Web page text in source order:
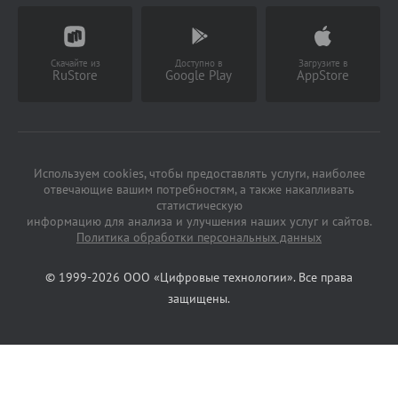
Скачайте из
RuStore
Доступно в
Google Play
Загрузите в
AppStore
Используем cookies, чтобы предоставлять услуги, наиболее
отвечающие вашим потребностям, а также накапливать
статистическую
информацию для анализа и улучшения наших услуг и сайтов.
Политика обработки персональных данных
© 1999-2026 ООО «Цифровые технологии». Все права
защищены.